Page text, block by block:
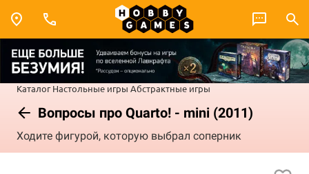
Каталог Настольные игры Абстрактные игры
Вопросы про Quarto! - mini (2011)
Ходите фигурой, которую выбрал соперник